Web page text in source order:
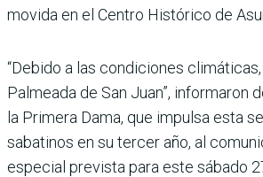
movida en el Centro Histórico de
“Debido a las condiciones
Palmeada de San Juan”, informaron
la Primera Dama, que impulsa esta
sabatinos en su tercer año, al
especial prevista para este sábado